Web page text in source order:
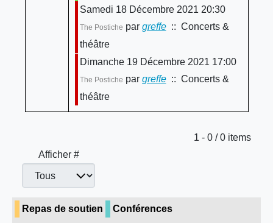
Samedi 18 Décembre 2021 20:30
The Postiche par greffe:: Concerts &
théâtre
Dimanche 19 Décembre 2021 17:00
The Postiche par greffe:: Concerts &
théâtre
Limite de la pagination
1 - 0 / 0 items
Afficher #
Repas de soutien Conférences